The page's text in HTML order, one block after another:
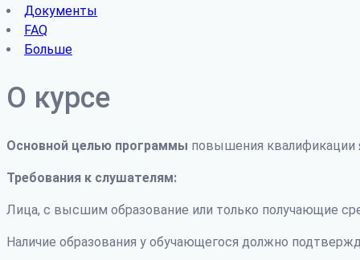
Документы
FAQ
Больше
О курсе
Основной целью программы повышения квалификации
Требования к слушателям:
Лица, с высшим образование или только получающие
Наличие образования у обучающегося должно